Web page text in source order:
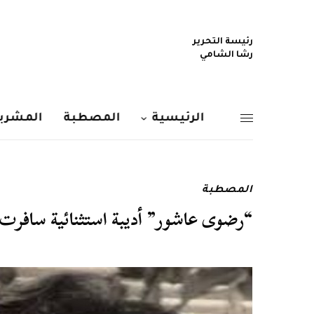
رئيسة التحرير
رشا الشامي
الرئيسية المصطبة
المصطبة
“رضوى عاشور” أديبة استثنائية